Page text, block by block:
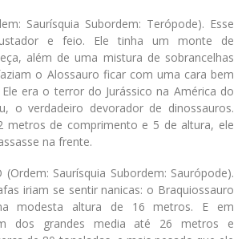
Saurísquia Subordem: Terópode). Esse
e feio. Ele tinha um monte de
além de uma mistura de sobrancelhas
o Alossauro ficar com uma cara bem
era o terror do Jurássico na América do
o verdadeiro devorador de dinossauros.
metros de comprimento e 5 de altura, ele
na frente.
(Ordem: Saurísquia Subordem: Saurópode).
iriam se sentir nanicas: o Braquiossauro
modesta altura de 16 metros. E em
dos grandes media até 26 metros e